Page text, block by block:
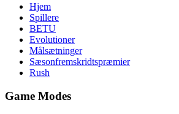
Hjem
Spillere
BETU
Evolutioner
Målsætninger
Sæsonfremskridtspræmier
Rush
Game Modes